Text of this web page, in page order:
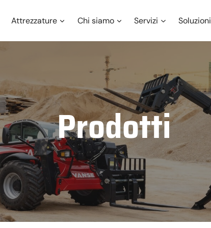
Attrezzature Chi siamo Servizi Soluzioni
Prodotti